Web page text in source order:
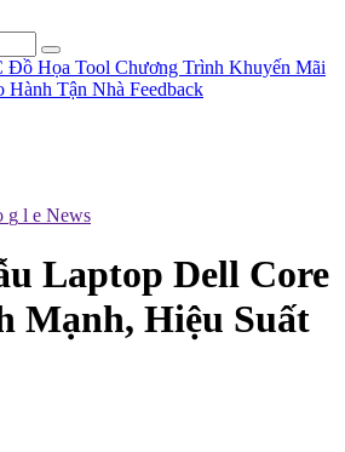
Đồ Họa Tool Chương Trình Khuyến Mãi
Hành Tận Nhà Feedback
g l e News
Laptop Dell Core
Mạnh, Hiệu Suất